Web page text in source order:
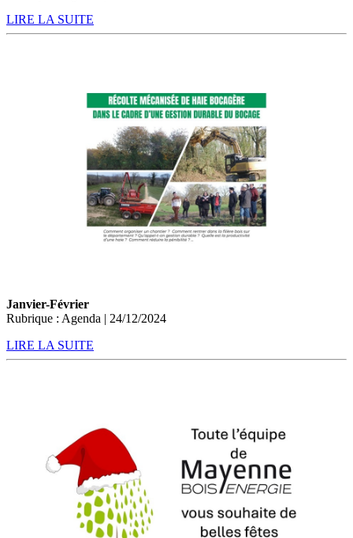
LIRE LA SUITE
Janvier-Février
Rubrique : Agenda | 24/12/2024
LIRE LA SUITE